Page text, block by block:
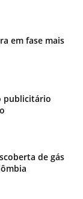
em fase mais
publicitário
de gás